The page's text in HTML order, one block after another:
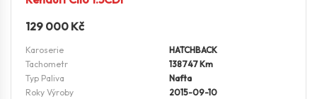
129 000 Kč
Karoserie
HATCHBACK
Tachometr
138747 Km
Typ Paliva
Nafta
Roky Výroby
2015-09-10